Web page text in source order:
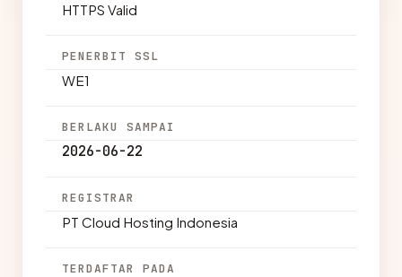
HTTPS Valid
PENERBIT SSL
WE1
BERLAKU SAMPAI
2026-06-22
REGISTRAR
PT Cloud Hosting Indonesia
TERDAFTAR PADA